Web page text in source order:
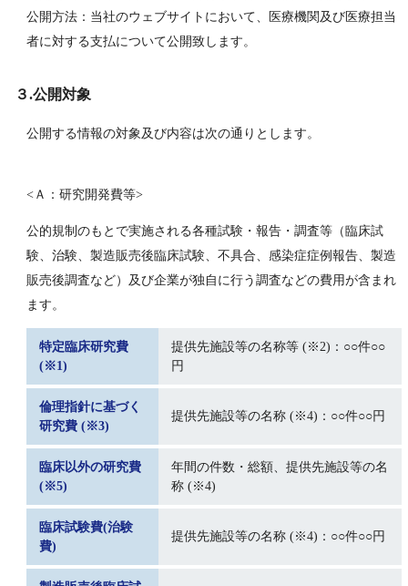
公開方法：当社のウェブサイトにおいて、医療機関及び医療担当
者に対する支払について公開致します。
３.公開対象
公開する情報の対象及び内容は次の通りとします。
<Ａ：研究開発費等>
公的規制のもとで実施される各種試験・報告・調査等（臨床試
験、治験、製造販売後臨床試験、不具合、感染症症例報告、製造
販売後調査など）及び企業が独自に行う調査などの費用が含まれ
ます。
特定臨床研究費
(※1)
提供先施設等の名称等 (※2)：○○件○○
円
倫理指針に基づく
研究費 (※3)
提供先施設等の名称 (※4)：○○件○○円
臨床以外の研究費
(※5)
年間の件数・総額、提供先施設等の名
称 (※4)
臨床試験費(治験
費)
提供先施設等の名称 (※4)：○○件○○円